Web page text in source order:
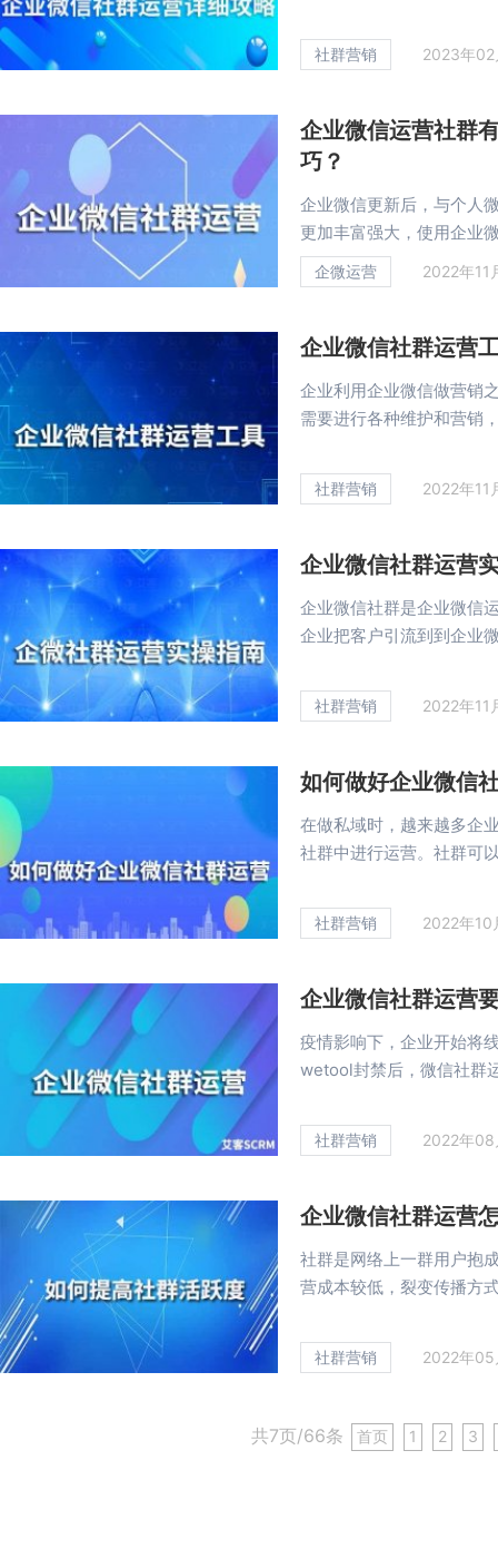
社群营销 2023年
企业微信运营社群
巧？
企业微信更新后，与个人
更加丰富强大，使用企业
企微运营 2022年11
企业微信社群运营
企业利用企业微信做营销
需要进行各种维护和营销
社群营销 2022年11
企业微信社群运营
企业微信社群是企业微信
企业把客户引流到到企业
社群营销 2022年11
如何做好企业微信
在做私域时，越来越多企
社群中进行运营。社群可
社群营销 2022年
企业微信社群运营
疫情影响下，企业开始将
wetool封禁后，微信社群
社群营销 2022年
企业微信社群运营
社群是网络上一群用户抱
营成本较低，裂变传播方
社群营销 2022年
共7页/66条 首页 1 2 3